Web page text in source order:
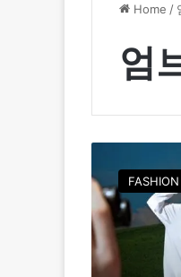
Home /
엄
로
,
키
드
FASHION